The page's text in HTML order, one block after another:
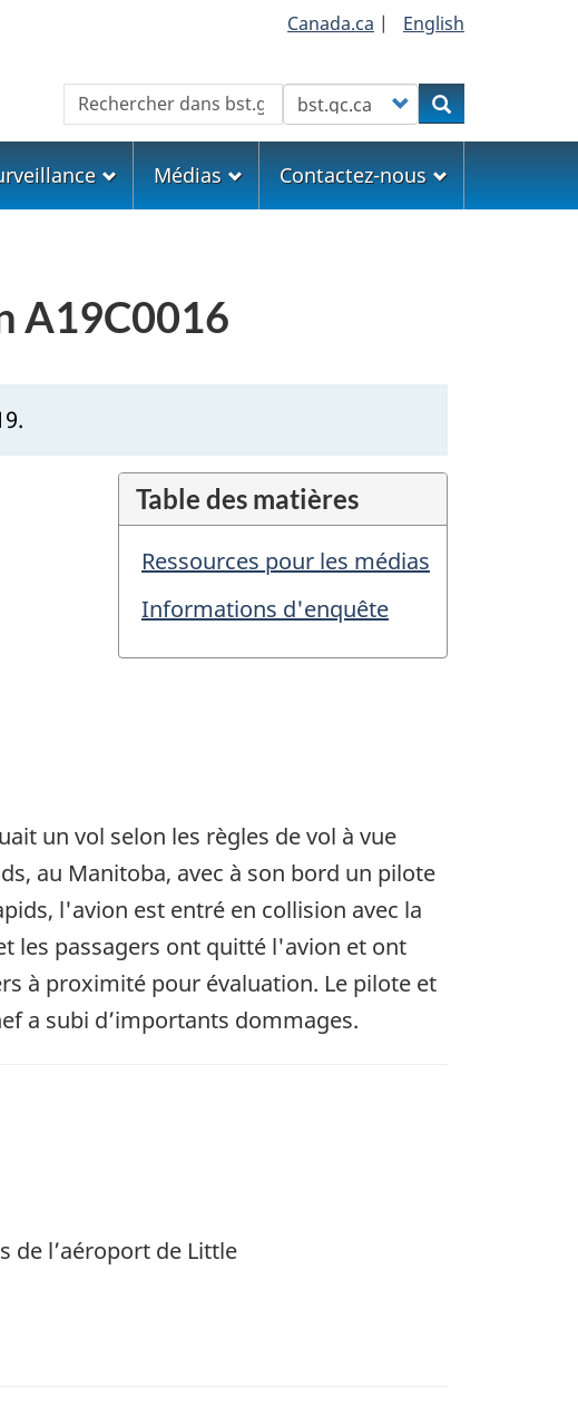
Canada.ca | English
Rechercher Customize your searchRechercher
Médias Contactez-nous
A19C0016
Table des matières
Ressources pour les médias
Informations d'enquête
un vol selon les règles de vol à vue
au Manitoba, avec à son bord un pilote
l'avion est entré en collision avec la
les passagers ont quitté l'avion et ont
à proximité pour évaluation. Le pilote et
a subi d’importants dommages.
de l’aéroport de Little